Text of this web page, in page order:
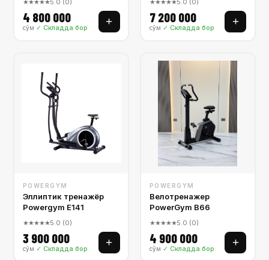
4 800 000
сўм ✓ Складда бор
+ 7 200 000
сўм ✓ Складда бор
+
POWERGYM
Эллиптик тренажёр
Powergym E141
★★★★★5.0 (0)
3 900 000
сўм ✓ Складда бор
+
POWERGYM
Велотренажер
PowerGym B66
★★★★★5.0 (0)
4 900 000
сўм ✓ Складда бор
+